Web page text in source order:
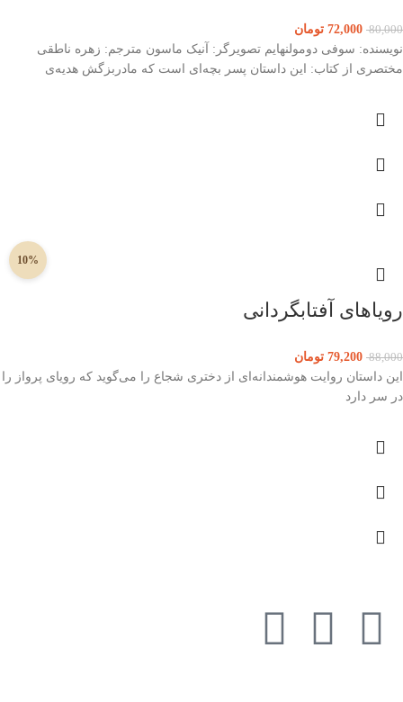
80,000
72,000 تومان
نویسنده: سوفی دومولنهایم تصویرگر: آنیک ماسون مترجم: زهره ناطقی
مختصری از کتاب: این داستان پسر بچه‌ای است که مادربزگش هدیه‌ی
10%
رویاهای آفتابگردانی
88,000
79,200 تومان
این داستان روایت هوشمندانه‌ای از دختری شجاع را می‌گوید که رویای پرواز را
در سر دارد